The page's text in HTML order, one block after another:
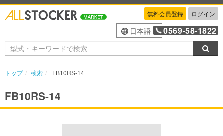
無料会員登録 ログイン
日本語 0569-58-1822
トップ 検索 FB10RS-14
FB10RS-14